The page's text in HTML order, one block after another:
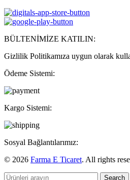
BÜLTENİMİZE KATILIN:
Gizlilik Politikamıza uygun olarak
Ödeme Sistemi:
Kargo Sistemi:
Sosyal Bağlantılarımız:
© 2026 Farma E Ticaret. All rights
Search